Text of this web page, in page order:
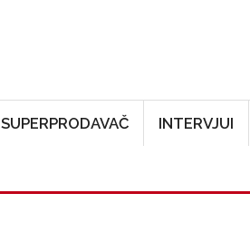
SUPERPRODAVAČ INTERVJUI